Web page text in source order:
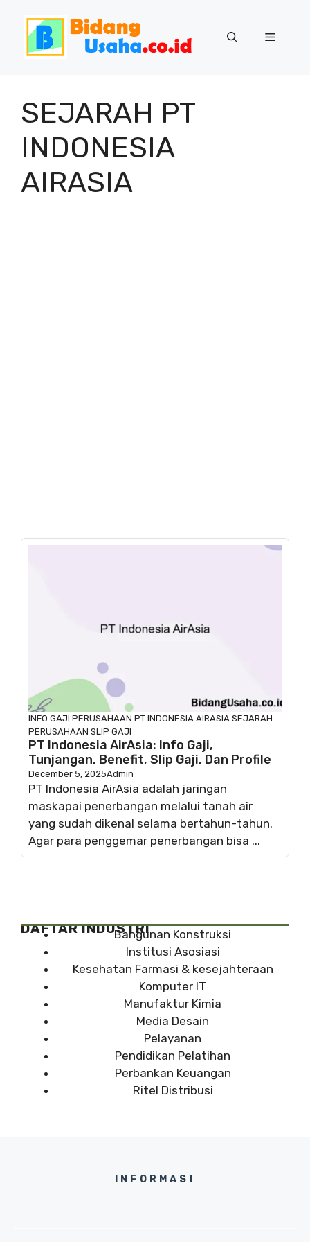
Menu
SEJARAH PT
INDONESIA
AIRASIA
INFO GAJI PERUSAHAAN PT INDONESIA AIRASIA SEJARAH
PERUSAHAAN SLIP GAJI
PT Indonesia AirAsia: Info Gaji,
Tunjangan, Benefit, Slip Gaji, Dan Profile
December 5, 2025Admin
PT Indonesia AirAsia adalah jaringan
maskapai penerbangan melalui tanah air
yang sudah dikenal selama bertahun-tahun.
Agar para penggemar penerbangan bisa ...
DAFTAR INDUSTRIBangunan Konstruksi
Institusi Asosiasi
Kesehatan Farmasi & kesejahteraan
Komputer IT
Manufaktur Kimia
Media Desain
Pelayanan
Pendidikan Pelatihan
Perbankan Keuangan
Ritel Distribusi
INFORMASI